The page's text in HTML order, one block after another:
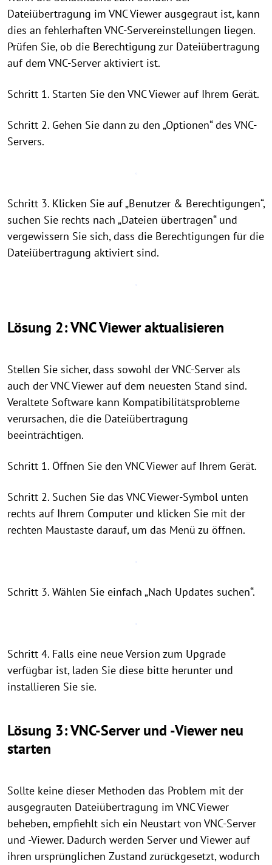
Dateiübertragung im VNC Viewer ausgegraut ist, kann
dies an fehlerhaften VNC-Servereinstellungen liegen.
Prüfen Sie, ob die Berechtigung zur Dateiübertragung
auf dem VNC-Server aktiviert ist.
Schritt 1. Starten Sie den VNC Viewer auf Ihrem Gerät.
Schritt 2. Gehen Sie dann zu den „Optionen“ des VNC-
Servers.
Schritt 3. Klicken Sie auf „Benutzer & Berechtigungen“,
suchen Sie rechts nach „Dateien übertragen“ und
vergewissern Sie sich, dass die Berechtigungen für die
Dateiübertragung aktiviert sind.
Lösung 2: VNC Viewer aktualisieren
Stellen Sie sicher, dass sowohl der VNC-Server als
auch der VNC Viewer auf dem neuesten Stand sind.
Veraltete Software kann Kompatibilitätsprobleme
verursachen, die die Dateiübertragung
beeinträchtigen.
Schritt 1. Öffnen Sie den VNC Viewer auf Ihrem Gerät.
Schritt 2. Suchen Sie das VNC Viewer-Symbol unten
rechts auf Ihrem Computer und klicken Sie mit der
rechten Maustaste darauf, um das Menü zu öffnen.
Schritt 3. Wählen Sie einfach „Nach Updates suchen“.
Schritt 4. Falls eine neue Version zum Upgrade
verfügbar ist, laden Sie diese bitte herunter und
installieren Sie sie.
Lösung 3: VNC-Server und -Viewer neu
starten
Sollte keine dieser Methoden das Problem mit der
ausgegrauten Dateiübertragung im VNC Viewer
beheben, empfiehlt sich ein Neustart von VNC-Server
und -Viewer. Dadurch werden Server und Viewer auf
ihren ursprünglichen Zustand zurückgesetzt, wodurch